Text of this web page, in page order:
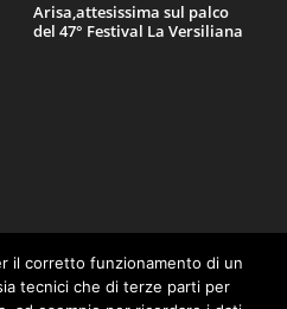
Arisa,attesissima sul palco
del 47° Festival La Versiliana
il corretto funzionamento di un
tecnici che di terze parti per